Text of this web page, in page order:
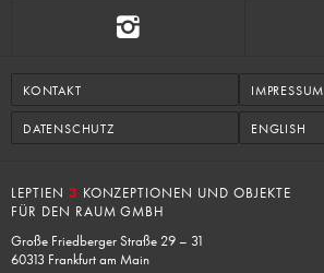
KONTAKT IMPRESSUM
DATENSCHUTZ ENGLISH
LEPTIEN 3 KONZEPTIONEN UND OBJEKTE
FÜR DEN RAUM GMBH
Große Friedberger Straße 29 – 31
60313 Frankfurt am Main